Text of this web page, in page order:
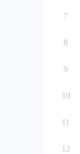
7
8
9
10
11
12